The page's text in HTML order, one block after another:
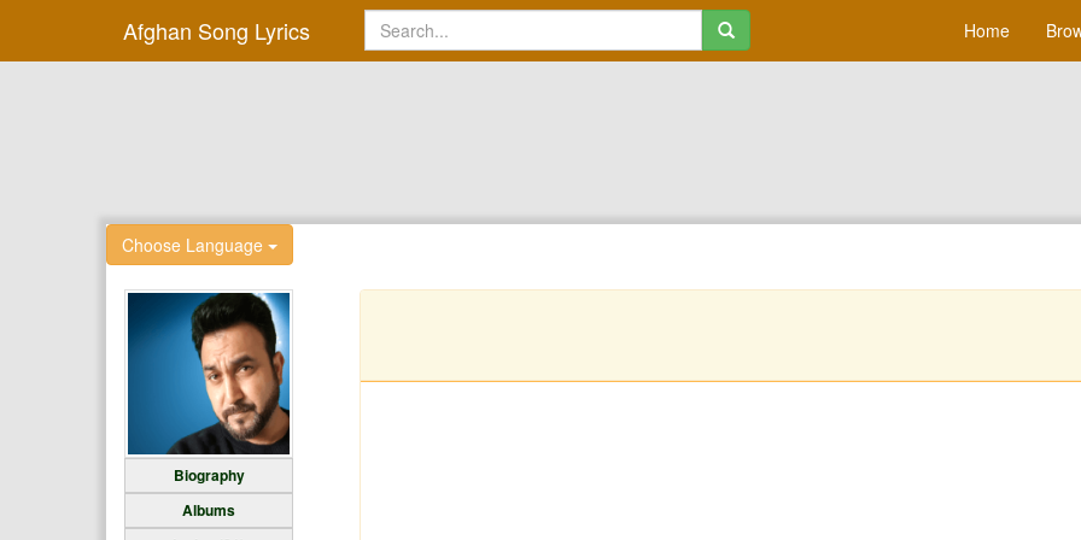
Afghan Song Lyrics Home
Choose Language
Biography
Albums